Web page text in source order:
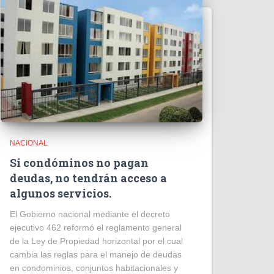
NACIONAL
Si condóminos no pagan
deudas, no tendrán acceso a
algunos servicios.
El Gobierno nacional mediante el decreto
ejecutivo 462 reformó el reglamento general
de la Ley de Propiedad horizontal por el cual
cambia las reglas para el manejo de deudas
en condominios, conjuntos habitacionales y